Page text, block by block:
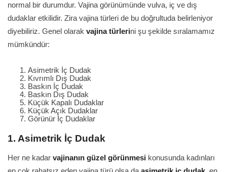
normal bir durumdur. Vajina görünümünde vulva, iç ve dış
dudaklar etkilidir. Zira vajina türleri de bu doğrultuda belirleniyor
diyebiliriz. Genel olarak vajina türlerini şu şekilde sıralamamız
mümkündür:
Asimetrik İç Dudak
Kıvrımlı Dış Dudak
Baskın İç Dudak
Baskın Dış Dudak
Küçük Kapalı Dudaklar
Küçük Açık Dudaklar
Görünür İç Dudaklar
1. Asimetrik İç Dudak
Her ne kadar vajinanın güzel görünmesi konusunda kadınları